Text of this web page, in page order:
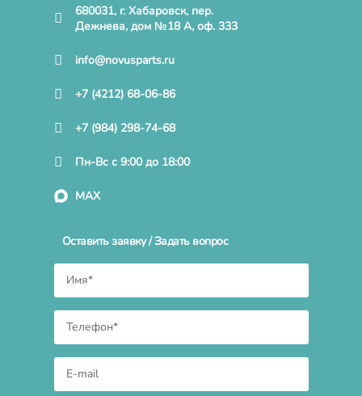
680031, г. Хабаровск, пер.
Дежнева, дом №18 А, оф. 333
info@novusparts.ru
+7 (4212) 68-06-86
+7 (984) 298-74-68
Пн-Вс с 9:00 до 18:00
MAX
Оставить заявку / Задать вопрос